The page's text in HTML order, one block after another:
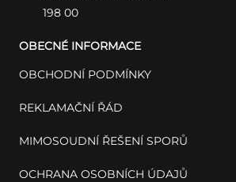
198 00
OBECNÉ INFORMACE
OBCHODNÍ PODMÍNKY
REKLAMAČNÍ ŘÁD
MIMOSOUDNÍ ŘEŠENÍ SPORŮ
OCHRANA OSOBNÍCH ÚDAJŮ